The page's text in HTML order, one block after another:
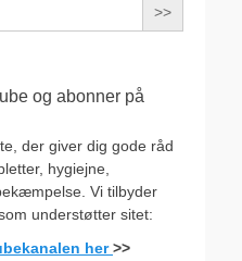
og abonner på
der giver dig gode råd
hygiejne,
Vi tilbyder
understøtter sitet:
her>>